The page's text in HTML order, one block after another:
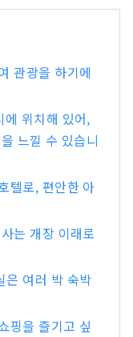
니다. 서양식・철
라운지와 관내의
에서도 와규를 눈
의 철판구이가 인
토의 모든 것을 어
관광을 하기에
위치해 있어,
느낄 수 있습니
텔로, 편안한 아
는 개장 이래로
은 여러 박 숙박
핑을 즐기고 싶